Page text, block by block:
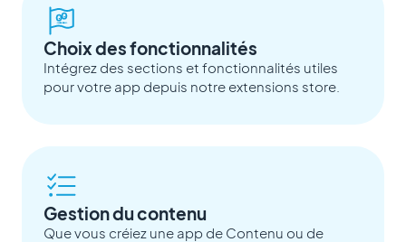
Choix des fonctionnalités
Intégrez des sections et fonctionnalités utiles
pour votre app depuis notre extensions store.
Gestion du contenu
Que vous créiez une app de Contenu ou de